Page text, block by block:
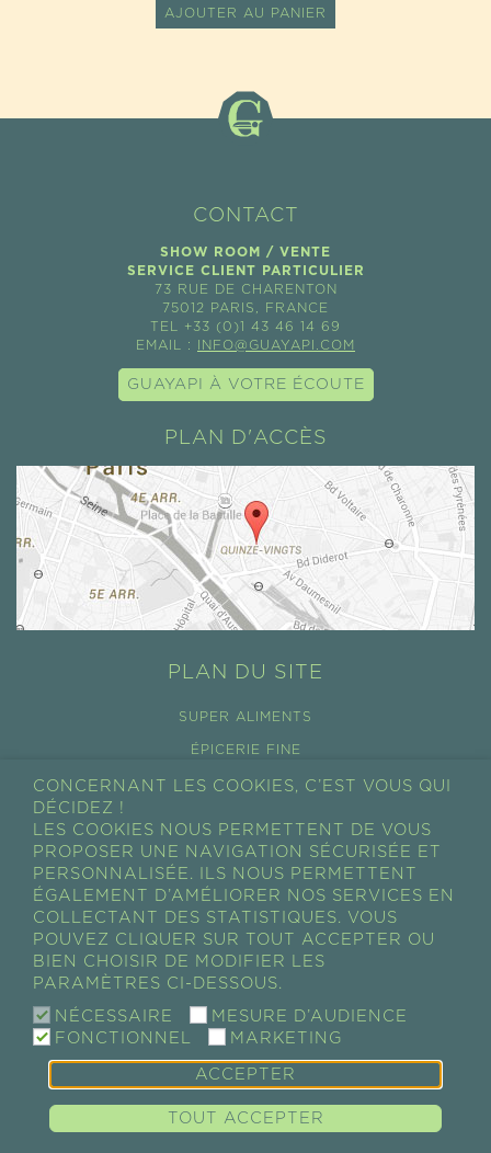
AJOUTER AU PANIER
CONTACT
SHOW ROOM / VENTE
SERVICE CLIENT PARTICULIER
73 RUE DE CHARENTON
75012 PARIS, FRANCE
TEL +33 (0)1 43 46 14 69
EMAIL :
INFO@GUAYAPI.COM
GUAYAPI À VOTRE ÉCOUTE
PLAN D'ACCÈS
PLAN DU SITE
SUPER ALIMENTS
ÉPICERIE FINE
COSMÉTIQUES
CONDITIONS GÉNÉRALES DE VENTES
RÉTRACTATION
MON COMPTE
MON PANIER
ALIMENTAIRES • ÉPICERIE FINE • COSMÉTIQUES |
Mentions
légales & Crédits|Politique des cookies|Politique de
CONCERNANT LES COOKIES, C’EST VOUS QUI
DÉCIDEZ !
LES COOKIES NOUS PERMETTENT DE VOUS
PROPOSER UNE NAVIGATION SÉCURISÉE ET
PERSONNALISÉE. ILS NOUS PERMETTENT
ÉGALEMENT D’AMÉLIORER NOS SERVICES EN
COLLECTANT DES STATISTIQUES. VOUS
POUVEZ CLIQUER SUR TOUT ACCEPTER OU
BIEN CHOISIR DE MODIFIER LES
PARAMÈTRES CI-DESSOUS.
NÉCESSAIRE
MESURE D’AUDIENCE
FONCTIONNEL
MARKETING
ACCEPTER
TOUT ACCEPTER